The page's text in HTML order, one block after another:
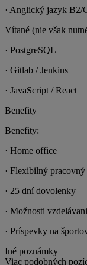
· Anglický jazyk B2/
Vítané (nie však
· PostgreSQL
· Gitlab / Jenkins
· JavaScript / React
Benefity
Benefity:
· Home office
· Flexibilný pracovný
· 25 dní dovolenky
· Možnosti
· Príspevky na
Iné poznámky
Viac podobných